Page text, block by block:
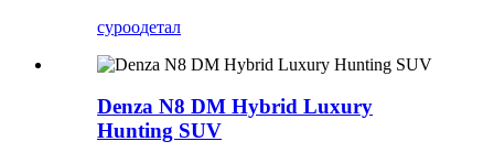
суроодетал
Denza N8 DM Hybrid Luxury
Hunting SUV